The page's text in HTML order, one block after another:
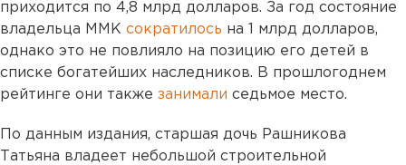
приходится по 4,8 млрд долларов. За год состояние
владельца ММК сократилось на 1 млрд долларов,
однако это не повлияло на позицию его детей в
списке богатейших наследников. В прошлогоднем
рейтинге они также занимали седьмое место.
По данным издания, старшая дочь Рашникова
Татьяна владеет небольшой строительной